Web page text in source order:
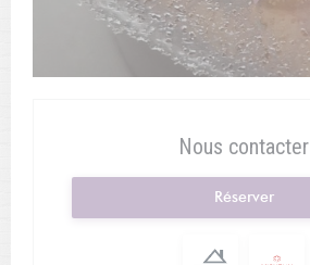
Nous contacter
Réserver